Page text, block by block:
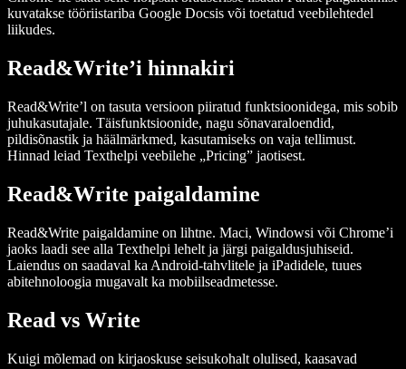
kuvatakse tööriistariba Google Docsis või toetatud veebilehtedel
liikudes.
Read&Write’i hinnakiri
Read&Write’l on tasuta versioon piiratud funktsioonidega, mis sobib
juhukasutajale. Täisfunktsioonide, nagu sõnavaraloendid,
pildisõnastik ja häälmärkmed, kasutamiseks on vaja tellimust.
Hinnad leiad Texthelpi veebilehe „Pricing” jaotisest.
Read&Write paigaldamine
Read&Write paigaldamine on lihtne. Maci, Windowsi või Chrome’i
jaoks laadi see alla Texthelpi lehelt ja järgi paigaldusjuhiseid.
Laiendus on saadaval ka Android-tahvlitele ja iPadidele, tuues
abitehnoloogia mugavalt ka mobiilseadmetesse.
Read vs Write
Kuigi mõlemad on kirjaoskuse seisukohalt olulised, kaasavad